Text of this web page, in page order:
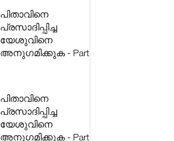
പിതാവിനെ
പ്രസാദിപ്പിച്ച
യേശുവിനെ
അനുഗമിക്കുക - Part
പിതാവിനെ
പ്രസാദിപ്പിച്ച
യേശുവിനെ
അനുഗമിക്കുക - Part